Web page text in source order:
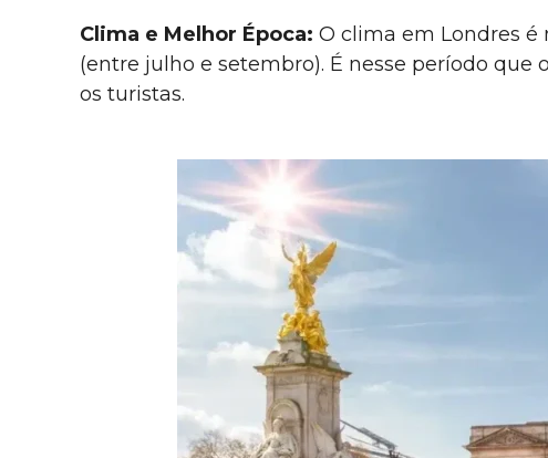
Clima e Melhor Época: O clima em Londres
(entre julho e setembro). É nesse período que
os turistas.